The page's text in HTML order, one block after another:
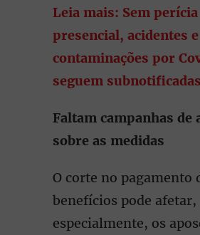
Leia mais: Sem perícia
presencial, acidentes e
contaminações por
seguem subnotificadas
Faltam campanhas de
sobre as medidas
O corte no pagamento
benefícios pode afetar,
especialmente, os